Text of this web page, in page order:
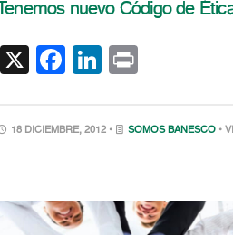
Tenemos nuevo Código de
X Facebook
LinkedIn
18 DICIEMBRE, 2012 • SOMOS BANESCO •